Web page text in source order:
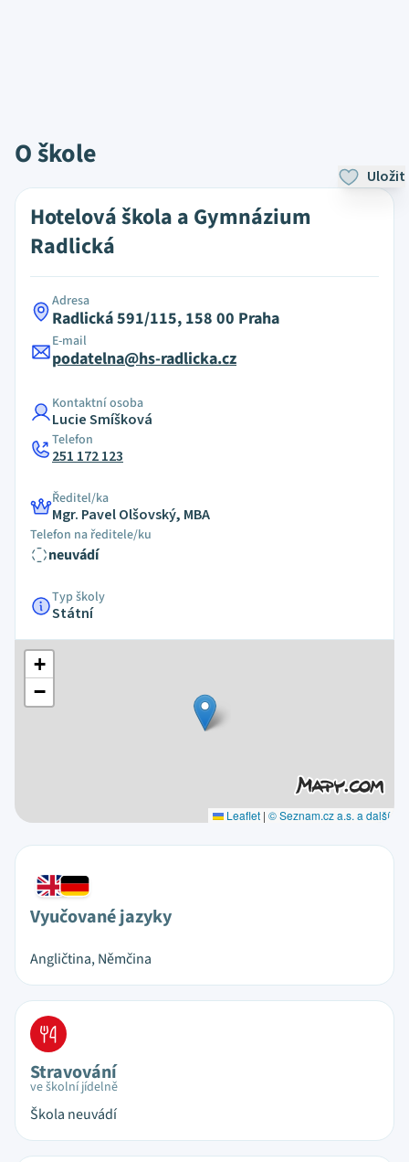
O škole
Uložit
Hotelová škola a Gymnázium
Radlická
Adresa
Radlická 591/115, 158 00 Praha
E-mail
podatelna@hs-radlicka.cz
Kontaktní osoba
Lucie Smíšková
Telefon
251 172 123
Ředitel/ka
Mgr. Pavel Olšovský, MBA
Telefon na ředitele/ku
neuvádí
Typ školy
Státní
+
−
Leaflet | © Seznam.cz a.s. a další
Vyučované jazyky
Angličtina, Němčina
Stravování
ve školní jídelně
Škola neuvádí